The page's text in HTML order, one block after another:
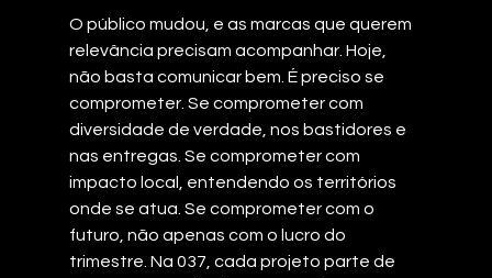
O público mudou, e as marcas que querem
relevância precisam acompanhar. Hoje,
não basta comunicar bem. É preciso se
comprometer. Se comprometer com
diversidade de verdade, nos bastidores e
nas entregas. Se comprometer com
impacto local, entendendo os territórios
onde se atua. Se comprometer com o
futuro, não apenas com o lucro do
trimestre. Na 037, cada projeto parte de